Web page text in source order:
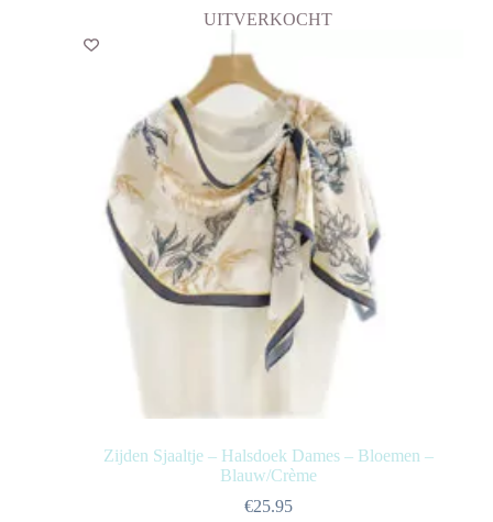
UITVERKOCHT
Zijden Sjaaltje – Halsdoek Dames – Bloemen –
Blauw/Crème
€25.95